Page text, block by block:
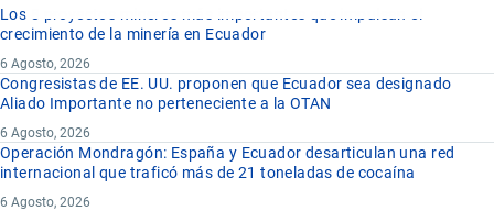
Los 8 proyectos mineros más importantes que impulsan el
crecimiento de la minería en Ecuador
6 Agosto, 2026
Congresistas de EE. UU. proponen que Ecuador sea designado
Aliado Importante no perteneciente a la OTAN
6 Agosto, 2026
Operación Mondragón: España y Ecuador desarticulan una red
internacional que traficó más de 21 toneladas de cocaína
6 Agosto, 2026